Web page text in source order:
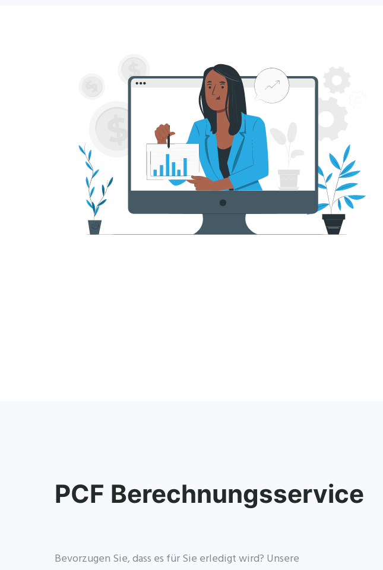
PCF Berechnungsservice
Bevorzugen Sie, dass es für Sie erledigt wird? Unsere